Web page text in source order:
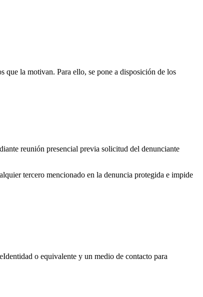
que la motivan. Para ello, se pone a disposición de los
reunión presencial previa solicitud del denunciante
tercero mencionado en la denuncia protegida e impide
o equivalente y un medio de contacto para